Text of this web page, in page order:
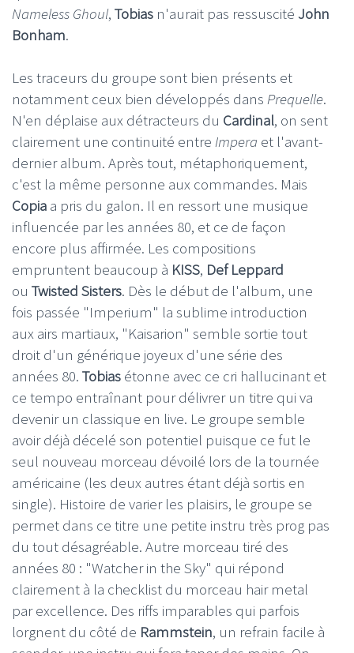
Nameless Ghoul, Tobias n'aurait pas ressuscité John
Bonham.
Les traceurs du groupe sont bien présents et
notamment ceux bien développés dans Prequelle.
N'en déplaise aux détracteurs du Cardinal, on sent
clairement une continuité entre Impera et l'avant-
dernier album. Après tout, métaphoriquement,
c'est la même personne aux commandes. Mais
Copia a pris du galon. Il en ressort une musique
influencée par les années 80, et ce de façon
encore plus affirmée. Les compositions
empruntent beaucoup à KISS, Def Leppard
ou Twisted Sisters. Dès le début de l'album, une
fois passée "Imperium" la sublime introduction
aux airs martiaux, "Kaisarion" semble sortie tout
droit d'un générique joyeux d'une série des
années 80. Tobias étonne avec ce cri hallucinant et
ce tempo entraînant pour délivrer un titre qui va
devenir un classique en live. Le groupe semble
avoir déjà décelé son potentiel puisque ce fut le
seul nouveau morceau dévoilé lors de la tournée
américaine (les deux autres étant déjà sortis en
single). Histoire de varier les plaisirs, le groupe se
permet dans ce titre une petite instru très prog pas
du tout désagréable. Autre morceau tiré des
années 80 : "Watcher in the Sky" qui répond
clairement à la checklist du morceau hair metal
par excellence. Des riffs imparables qui parfois
lorgnent du côté de Rammstein, un refrain facile à